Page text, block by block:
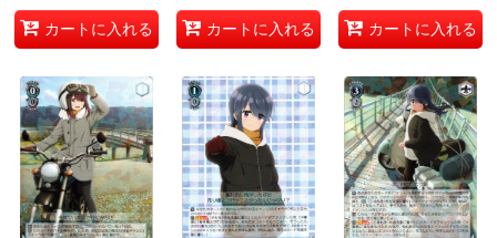
カートに入れる カートに入れる カートに入れる